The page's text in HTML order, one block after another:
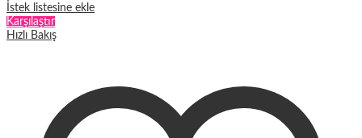
İstek listesine ekle
Karşılaştır
Hızlı Bakış